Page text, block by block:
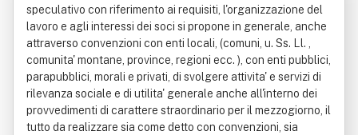
speculativo con riferimento ai requisiti, l'organizzazione del
lavoro e agli interessi dei soci si propone in generale, anche
attraverso convenzioni con enti locali, (comuni, u. Ss. Ll. ,
comunita' montane, province, regioni ecc. ), con enti pubblici,
parapubblici, morali e privati, di svolgere attivita' e servizi di
rilevanza sociale e di utilita' generale anche all'interno dei
provvedimenti di carattere straordinario per il mezzogiorno, il
tutto da realizzare sia come detto con convenzioni, sia